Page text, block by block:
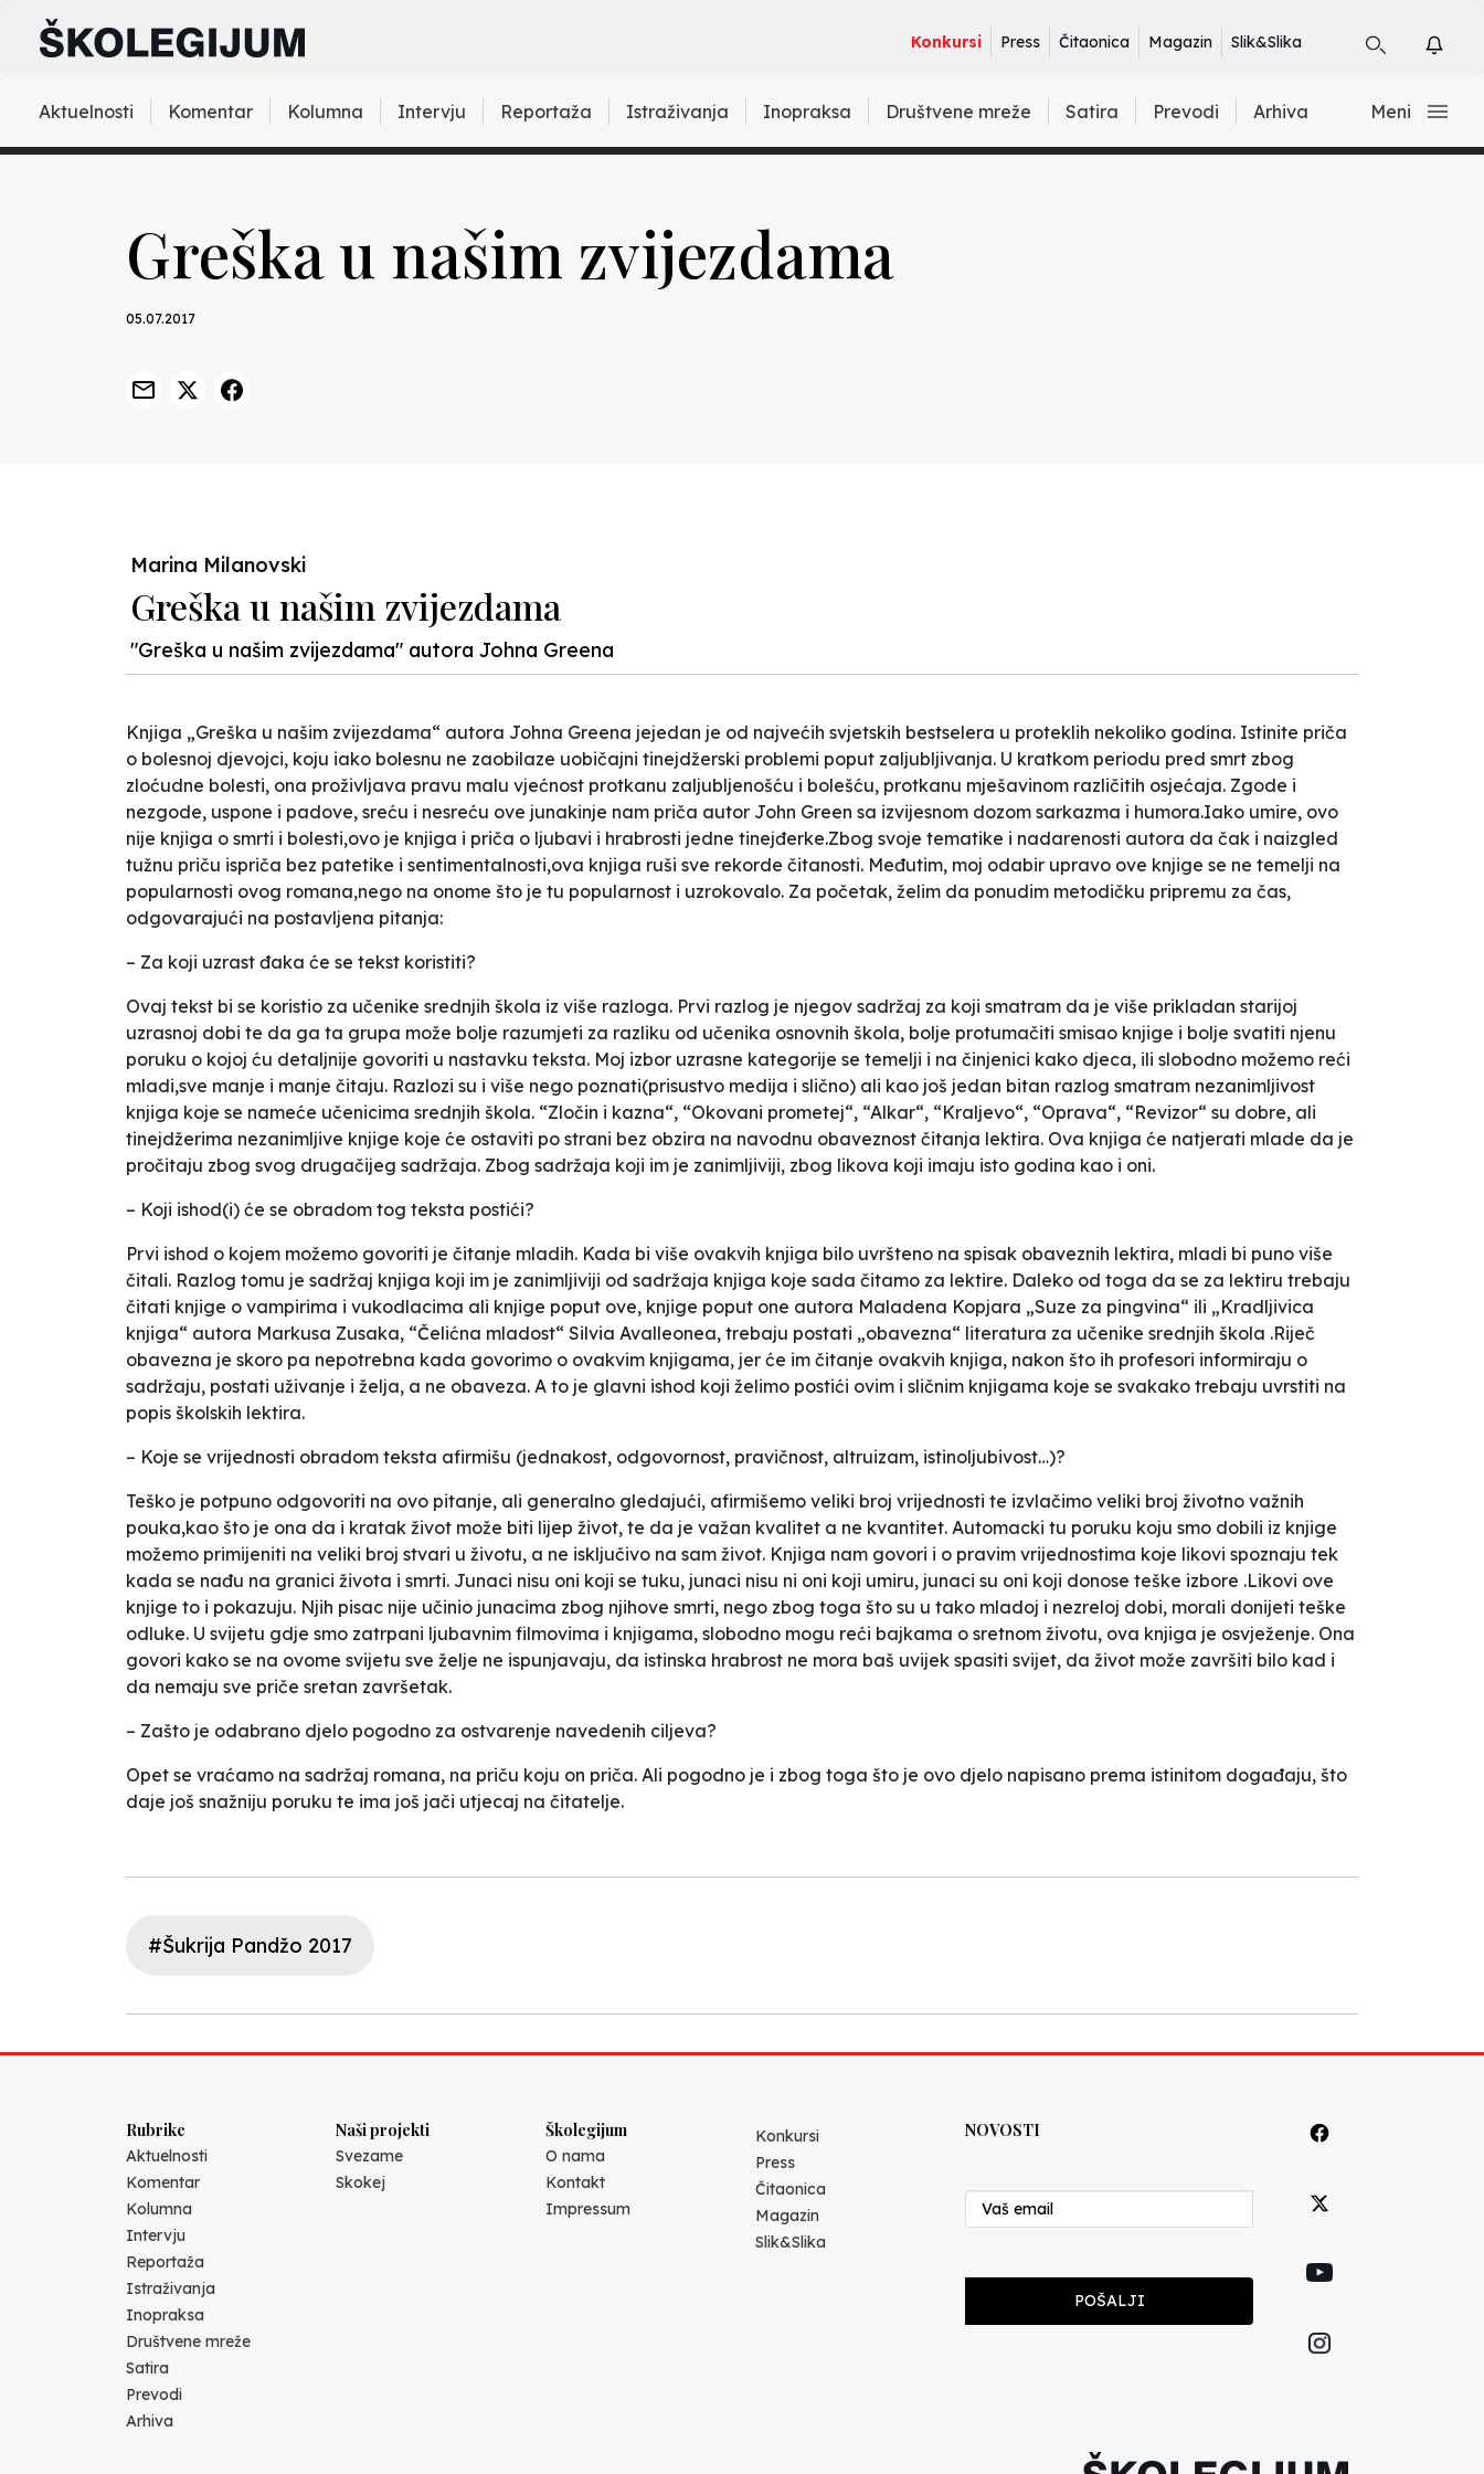
Konkursi Press Čitaonica Magazin Slik&Slika
Aktuelnosti Komentar Kolumna Intervju Reportaža Istraživanja Inopraksa Društvene mreže Satira Prevodi Arhiva Meni
Greška u našim zvijezdama
05.07.2017
Marina Milanovski
Greška u našim zvijezdama
"Greška u našim zvijezdama" autora Johna Greena
Knjiga „Greška u našim zvijezdama“ autora Johna Greena jejedan je od najvećih svjetskih bestselera u proteklih nekoliko godina. Istinite priča
o bolesnoj djevojci, koju iako bolesnu ne zaobilaze uobičajni tinejdžerski problemi poput zaljubljivanja. U kratkom periodu pred smrt zbog
zloćudne bolesti, ona proživljava pravu malu vjećnost protkanu zaljubljenošću i bolešću, protkanu mješavinom različitih osjećaja. Zgode i
nezgode, uspone i padove, sreću i nesreću ove junakinje nam priča autor John Green sa izvijesnom dozom sarkazma i humora.Iako umire, ovo
nije knjiga o smrti i bolesti,ovo je knjiga i priča o ljubavi i hrabrosti jedne tinejđerke.Zbog svoje tematike i nadarenosti autora da čak i naizgled
tužnu priču ispriča bez patetike i sentimentalnosti,ova knjiga ruši sve rekorde čitanosti. Međutim, moj odabir upravo ove knjige se ne temelji na
popularnosti ovog romana,nego na onome što je tu popularnost i uzrokovalo. Za početak, želim da ponudim metodičku pripremu za čas,
odgovarajući na postavljena pitanja:
– Za koji uzrast đaka će se tekst koristiti?
Ovaj tekst bi se koristio za učenike srednjih škola iz više razloga. Prvi razlog je njegov sadržaj za koji smatram da je više prikladan starijoj
uzrasnoj dobi te da ga ta grupa može bolje razumjeti za razliku od učenika osnovnih škola, bolje protumačiti smisao knjige i bolje svatiti njenu
poruku o kojoj ću detaljnije govoriti u nastavku teksta. Moj izbor uzrasne kategorije se temelji i na činjenici kako djeca, ili slobodno možemo reći
mladi,sve manje i manje čitaju. Razlozi su i više nego poznati(prisustvo medija i slično) ali kao još jedan bitan razlog smatram nezanimljivost
knjiga koje se nameće učenicima srednjih škola. “Zločin i kazna“, “Okovani prometej“, “Alkar“, “Kraljevo“, “Oprava“, “Revizor“ su dobre, ali
tinejdžerima nezanimljive knjige koje će ostaviti po strani bez obzira na navodnu obaveznost čitanja lektira. Ova knjiga će natjerati mlade da je
pročitaju zbog svog drugačijeg sadržaja. Zbog sadržaja koji im je zanimljiviji, zbog likova koji imaju isto godina kao i oni.
– Koji ishod(i) će se obradom tog teksta postići?
Prvi ishod o kojem možemo govoriti je čitanje mladih. Kada bi više ovakvih knjiga bilo uvršteno na spisak obaveznih lektira, mladi bi puno više
čitali. Razlog tomu je sadržaj knjiga koji im je zanimljiviji od sadržaja knjiga koje sada čitamo za lektire. Daleko od toga da se za lektiru trebaju
čitati knjige o vampirima i vukodlacima ali knjige poput ove, knjige poput one autora Maladena Kopjara „Suze za pingvina“ ili „Kradljivica
knjiga“ autora Markusa Zusaka, “Čelićna mladost“ Silvia Avalleonea, trebaju postati „obavezna“ literatura za učenike srednjih škola .Riječ
obavezna je skoro pa nepotrebna kada govorimo o ovakvim knjigama, jer će im čitanje ovakvih knjiga, nakon što ih profesori informiraju o
sadržaju, postati uživanje i želja, a ne obaveza. A to je glavni ishod koji želimo postići ovim i sličnim knjigama koje se svakako trebaju uvrstiti na
popis školskih lektira.
– Koje se vrijednosti obradom teksta afirmišu (jednakost, odgovornost, pravičnost, altruizam, istinoljubivost…)?
Teško je potpuno odgovoriti na ovo pitanje, ali generalno gledajući, afirmišemo veliki broj vrijednosti te izvlačimo veliki broj životno važnih
pouka,kao što je ona da i kratak život može biti lijep život, te da je važan kvalitet a ne kvantitet. Automacki tu poruku koju smo dobili iz knjige
možemo primijeniti na veliki broj stvari u životu, a ne isključivo na sam život. Knjiga nam govori i o pravim vrijednostima koje likovi spoznaju tek
kada se nađu na granici života i smrti. Junaci nisu oni koji se tuku, junaci nisu ni oni koji umiru, junaci su oni koji donose teške izbore .Likovi ove
knjige to i pokazuju. Njih pisac nije učinio junacima zbog njihove smrti, nego zbog toga što su u tako mladoj i nezreloj dobi, morali donijeti teške
odluke. U svijetu gdje smo zatrpani ljubavnim filmovima i knjigama, slobodno mogu reći bajkama o sretnom životu, ova knjiga je osvježenje. Ona
govori kako se na ovome svijetu sve želje ne ispunjavaju, da istinska hrabrost ne mora baš uvijek spasiti svijet, da život može završiti bilo kad i
da nemaju sve priče sretan završetak.
– Zašto je odabrano djelo pogodno za ostvarenje navedenih ciljeva?
Opet se vraćamo na sadržaj romana, na priču koju on priča. Ali pogodno je i zbog toga što je ovo djelo napisano prema istinitom događaju, što
daje još snažniju poruku te ima još jači utjecaj na čitatelje.
#Šukrija Pandžo 2017
Rubrike
Aktuelnosti
Komentar
Kolumna
Intervju
Reportaža
Istraživanja
Inopraksa
Društvene mreže
Satira
Prevodi
Arhiva
Naši projekti
Svezame
Skokej
Školegijum
O nama
Kontakt
Impressum
Konkursi
Press
Čitaonica
Magazin
Slik&Slika
NOVOSTI
POŠALJI